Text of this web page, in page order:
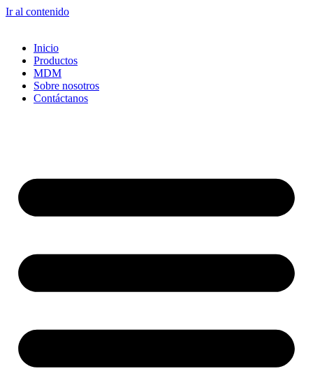
Ir al contenido
Inicio
Productos
MDM
Sobre nosotros
Contáctanos